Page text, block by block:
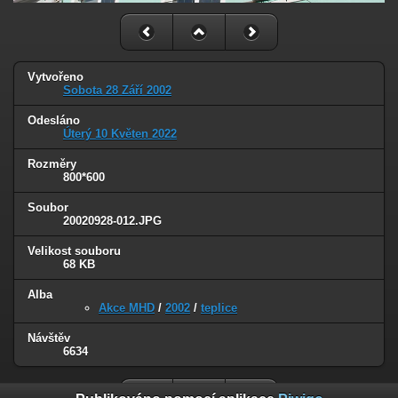
Vytvořeno
Sobota 28 Září 2002
Odesláno
Úterý 10 Květen 2022
Rozměry
800*600
Soubor
20020928-012.JPG
Velikost souboru
68 KB
Alba
Akce MHD / 2002 / teplice
Návštěv
6634